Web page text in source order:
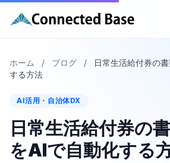
ホーム / ブログ /
日常生活給付券の
する方法
AI活用・自治体DX
日常生活給付券の
をAIで自動化する